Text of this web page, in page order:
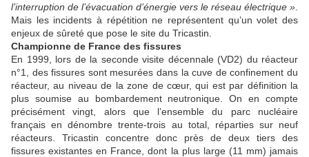
l’interruption de l’évacuation d’énergie vers le réseau électrique »
Mais les incidents à répétition ne représentent qu’un volet des
enjeux de sûreté que pose le site du Tricastin.
Championne de France des fissures
En 1999, lors de la seconde visite décennale (VD2) du réacteur
n°1, des fissures sont mesurées dans la cuve de confinement du
réacteur, au niveau de la zone de cœur, qui est par définition la
plus soumise au bombardement neutronique. On en compte
précisément vingt, alors que l’ensemble du parc nucléaire
français en dénombre trente-trois au total, réparties sur neuf
réacteurs. Tricastin concentre donc près de deux tiers des
fissures existantes en France, dont la plus large (11 mm) jamais